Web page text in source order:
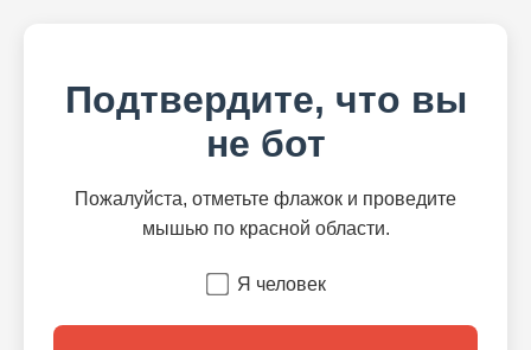
Подтвердите, что вы
не бот
Пожалуйста, отметьте флажок и проведите
мышью по красной области.
Я человек